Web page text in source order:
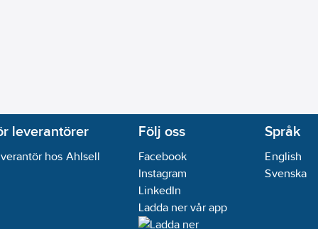
leverantörer
hos Ahlsell
Följ oss
Facebook
Instagram
LinkedIn
Ladda ner vår app
Språk
English
Svenska